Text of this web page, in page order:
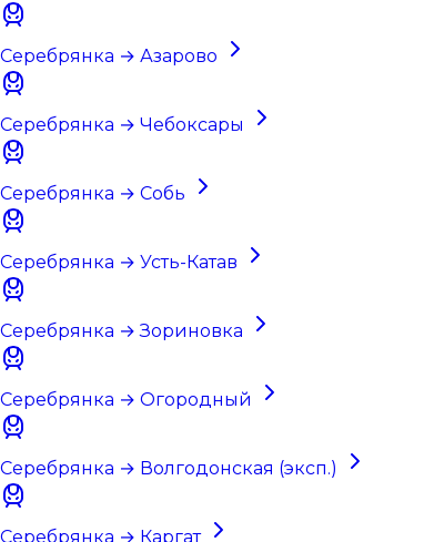
Серебрянка → Азарово
Серебрянка → Чебоксары
Серебрянка → Собь
Серебрянка → Усть-Катав
Серебрянка → Зориновка
Серебрянка → Огородный
Серебрянка → Волгодонская (эксп.)
Серебрянка → Каргат